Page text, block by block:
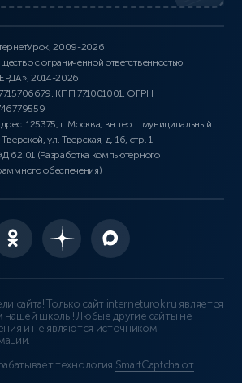
2009-2026
с ограниченной ответственностью
2014-2026
КПП 771001001, ОГРН
125375, г. Москва, вн.тер.г. муниципальный
ул. Тверская, д. 16, стр. 1
62.01 (Разработка компьютерного
обеспечения)
сайта! Только сайт interneturok.ru является
нашей школы! Любые другие сайты не
и не являются источником
технология SmartCaptcha от